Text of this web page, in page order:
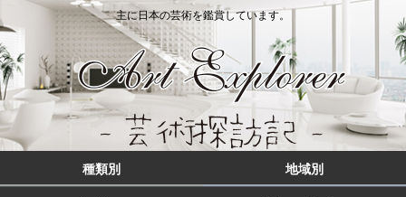
主に日本の芸術を鑑賞しています。
種類別 地域別